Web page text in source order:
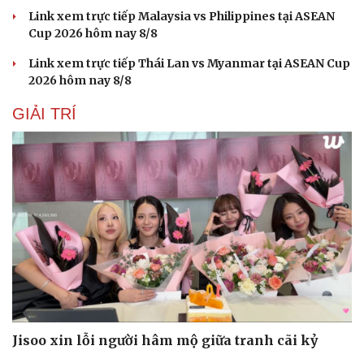
Nhi khoa
Nam khoa
Phòng mạch online
Ăn sạch sống khỏe
Link xem trực tiếp Malaysia vs Philippines tại ASEAN
Cup 2026 hôm nay 8/8
Link xem trực tiếp Thái Lan vs Myanmar tại ASEAN Cup
2026 hôm nay 8/8
GIẢI TRÍ
Jisoo xin lỗi người hâm mộ giữa tranh cãi kỷ